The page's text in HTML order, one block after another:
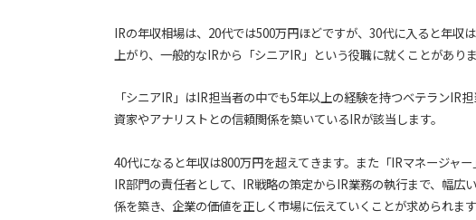
IRの年収相場は、20代では500万円ほどですが、30代に入ると年収
上がり、一般的なIRから「シニアIR」という役職に就くことがありま
「シニアIR」はIR担当者の中でも5年以上の経験を持つベテラン
資家やアナリストとの信頼関係を築いているIRが該当します。
40代になると年収は800万円を超えてきます。また「IRマネージャ
IR部門の責任者として、IR戦略の策定からIR業務の執行まで、幅
係を築き、企業の価値を正しく市場に伝えていくことが求められます